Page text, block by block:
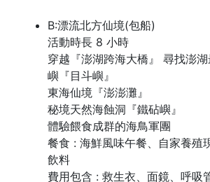
B:漂流北方仙境(包船)
活動時長 8 小時
穿越『澎湖跨海大橋』 尋找澎
嶼『目斗嶼』
東海仙境『澎澎灘』
秘境天然海蝕洞『鐵砧嶼』
體驗餵食成群的海鳥軍團
餐食 : 海鮮風味午餐、自家養殖
飲料
費用包含 : 救生衣、面鏡、呼吸